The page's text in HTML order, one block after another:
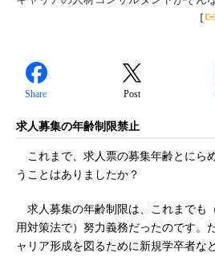
[
Share Post
求人募集の年齢制限禁止
これまで、求人票の募集年齢とにら
うことはありましたか？
求人募集の年齢制限は、これまでも
用対策法で）努力義務だったのです。
ャリア形成を図るために新規学卒者な